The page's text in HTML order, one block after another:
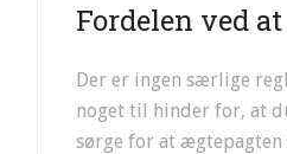
Fordelen ved
Der er ingen særlige
noget til hinder for, at
sørge for at